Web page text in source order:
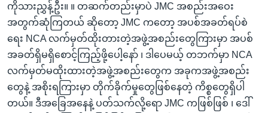
ကိုသားညွှန့်ဦး။ ။ တဆက်တည်းမှာပဲ JMC အစည်းအဝေး
အတွက်ဆုံကြတယ် ဆိုတော့ JMC ကတော့ အပစ်အခတ်ရပ်စဲ
ရေး NCA လက်မှတ်ထိုးတားတဲ့အဖွဲ့အစည်းတွေကြားမှာ အပစ်
အခတ်ရှိမရှိစောင့်ကြည့်ဖို့ပေါ့နော် ၊ ဒါပေမယ့် တဘက်မှာ NCA
လက်မှတ်မထိုးထားတဲ့အဖွဲ့အစည်းတွေက အခုကအဖွဲ့အစည်း
တွေနဲ့ အစိုးရကြားမှာ တိုက်ခိုက်မှုတွေဖြစ်နေတဲ့ ကိစ္စတွေရှိပါ
တယ်။ ဒီအခြေအနေနဲ့ ပတ်သက်လို့ရော JMC ကဖြစ်ဖြစ် ၊ ဒေါ်